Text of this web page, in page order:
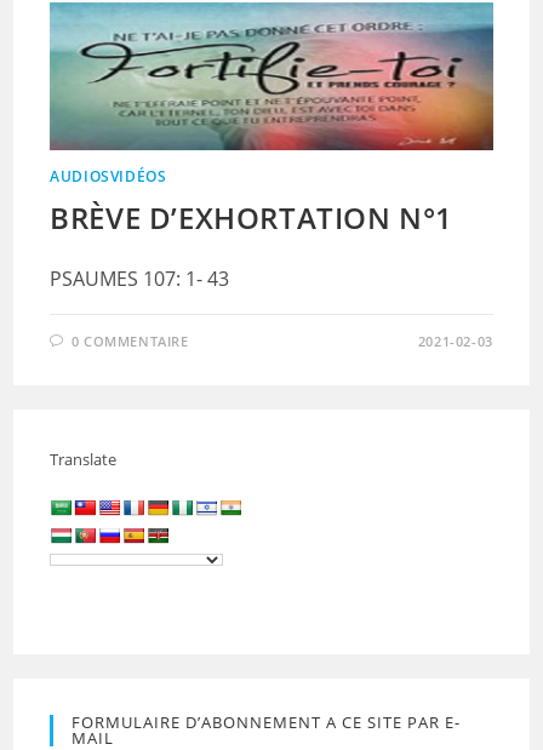
AUDIOSVIDÉOS
BRÈVE D’EXHORTATION N°1
PSAUMES 107: 1- 43
0 COMMENTAIRE 2021-02-03
Translate
FORMULAIRE D’ABONNEMENT A CE SITE PAR E-
MAIL